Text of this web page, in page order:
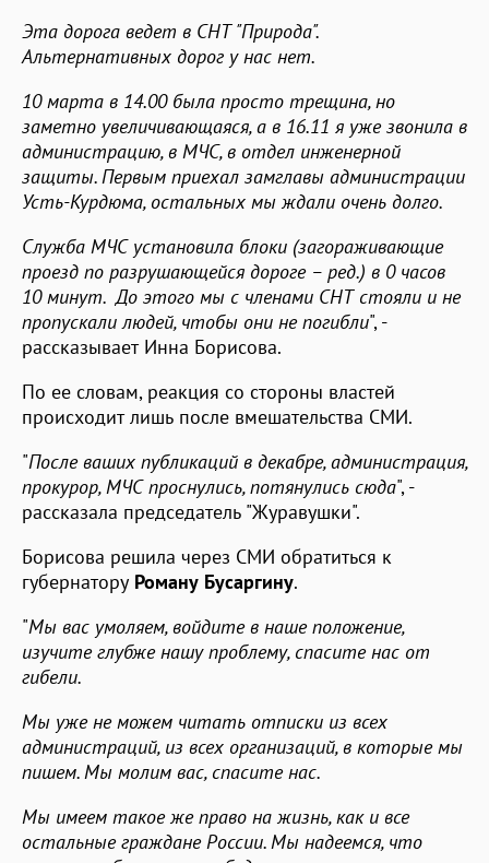
Эта дорога ведет в СНТ "Природа".
Альтернативных дорог у нас нет.
10 марта в 14.00 была просто трещина, но
заметно увеличивающаяся, а в 16.11 я уже звонила в
администрацию, в МЧС, в отдел инженерной
защиты. Первым приехал замглавы администрации
Усть-Курдюма, остальных мы ждали очень долго.
Служба МЧС установила блоки (загораживающие
проезд по разрушающейся дороге – ред.) в 0 часов
10 минут. До этого мы с членами СНТ стояли и не
пропускали людей, чтобы они не погибли", -
рассказывает Инна Борисова.
По ее словам, реакция со стороны властей
происходит лишь после вмешательства СМИ.
"После ваших публикаций в декабре, администрация,
прокурор, МЧС проснулись, потянулись сюда", -
рассказала председатель "Журавушки".
Борисова решила через СМИ обратиться к
губернатору Роману Бусаргину.
"Мы вас умоляем, войдите в наше положение,
изучите глубже нашу проблему, спасите нас от
гибели.
Мы уже не можем читать отписки из всех
администраций, из всех организаций, в которые мы
пишем. Мы молим вас, спасите нас.
Мы имеем такое же право на жизнь, как и все
остальные граждане России. Мы надеемся, что